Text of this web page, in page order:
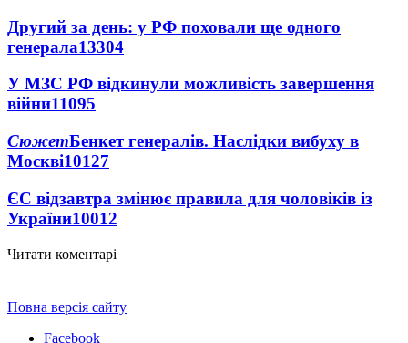
Другий за день: у РФ поховали ще одного
генерала13304
У МЗС РФ відкинули можливість завершення
війни11095
СюжетБенкет генералів. Наслідки вибуху в
Москві10127
ЄС відзавтра змінює правила для чоловіків із
України10012
Читати коментарі
Повна версія сайту
Facebook